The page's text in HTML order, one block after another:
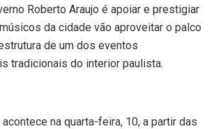
Roberto Araujo é apoiar e prestigiar
da cidade vão aproveitar o palco
de um dos eventos
tradicionais do interior paulista.
na quarta-feira, 10, a partir das